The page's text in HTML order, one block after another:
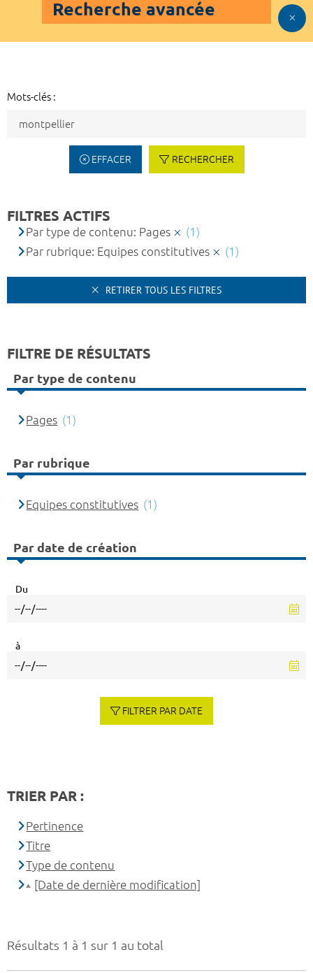
Recherche avancée
Mots-clés :
EFFACER RECHERCHER
Résultats 1 à 1 sur 1 au total
FILTRES ACTIFS
Par type de contenu: Pages
(1)
Par rubrique: Equipes constitutives
(1)
RETIRER TOUS LES FILTRES
FILTRE DE RÉSULTATS
Par type de contenu
Pages (1)
Par rubrique
Equipes constitutives (1)
Par date de création
Du
à
FILTRER PAR DATE
TRIER PAR :
Pertinence
Titre
Type de contenu
[Date de dernière modification]